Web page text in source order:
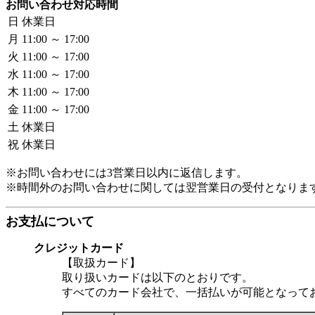
お問い合わせ対応時間
日 休業日
月 11:00 ～ 17:00
火 11:00 ～ 17:00
水 11:00 ～ 17:00
木 11:00 ～ 17:00
金 11:00 ～ 17:00
土 休業日
祝 休業日
※お問い合わせには3営業日以内に返信します。
※時間外のお問い合わせに関しては翌営業日の受付となりま
お支払について
クレジットカード
【取扱カード】
取り扱いカードは以下のとおりです。
すべてのカード会社で、一括払いが可能となって